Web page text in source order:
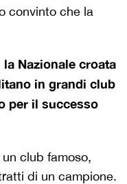
convinto che la
Nazionale croata
in grandi club
per il successo
club famoso,
di un campione.